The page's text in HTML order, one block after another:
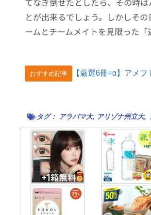
とが出来るでしょう。しかしそ
ームとチームメイトを見限った「
おすすめ記事 【厳選6冊+α】アメ
タグ： アラバマ大, アリゾナ州立大,